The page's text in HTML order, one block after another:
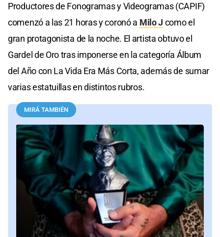
Productores de Fonogramas y Videogramas (CAPIF)
comenzó a las 21 horas y coronó a Milo J como el
gran protagonista de la noche. El artista obtuvo el
Gardel de Oro tras imponerse en la categoría Álbum
del Año con La Vida Era Más Corta, además de sumar
varias estatuillas en distintos rubros.
MIRÁ TAMBIÉN